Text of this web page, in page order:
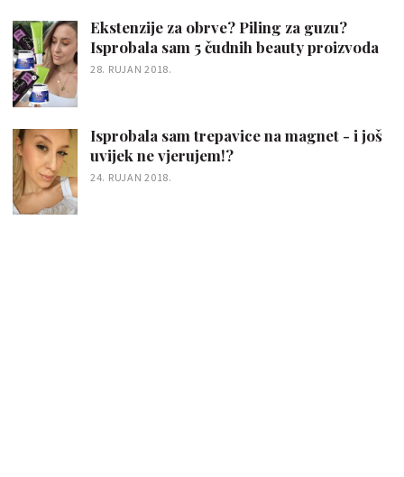
Ekstenzije za obrve? Piling za guzu?
Isprobala sam 5 čudnih beauty proizvoda
28. RUJAN 2018.
Isprobala sam trepavice na magnet - i još
uvijek ne vjerujem!?
24. RUJAN 2018.